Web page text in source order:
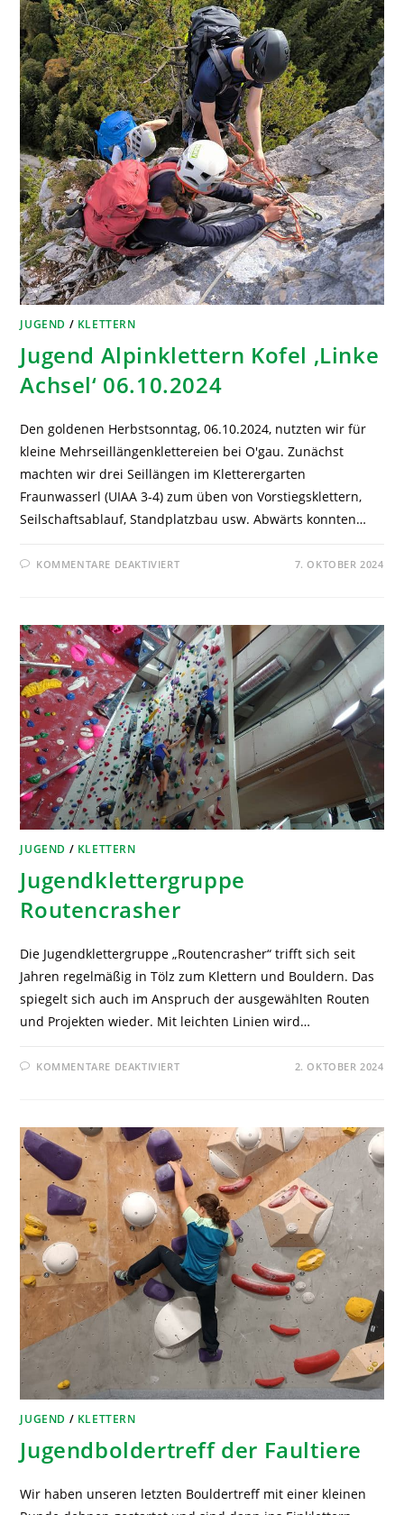
JUGEND / KLETTERN
Jugend Alpinklettern Kofel ‚Linke
Achsel‘ 06.10.2024
Den goldenen Herbstsonntag, 06.10.2024, nutzten wir für
kleine Mehrseillängenklettereien bei O'gau. Zunächst
machten wir drei Seillängen im Kletterergarten
Fraunwasserl (UIAA 3-4) zum üben von Vorstiegsklettern,
Seilschaftsablauf, Standplatzbau usw. Abwärts konnten…
KOMMENTARE DEAKTIVIERT 7. OKTOBER 2024
JUGEND / KLETTERN
Jugendklettergruppe
Routencrasher
Die Jugendklettergruppe „Routencrasher“ trifft sich seit
Jahren regelmäßig in Tölz zum Klettern und Bouldern. Das
spiegelt sich auch im Anspruch der ausgewählten Routen
und Projekten wieder. Mit leichten Linien wird…
KOMMENTARE DEAKTIVIERT 2. OKTOBER 2024
JUGEND / KLETTERN
Jugendboldertreff der Faultiere
Wir haben unseren letzten Bouldertreff mit einer kleinen